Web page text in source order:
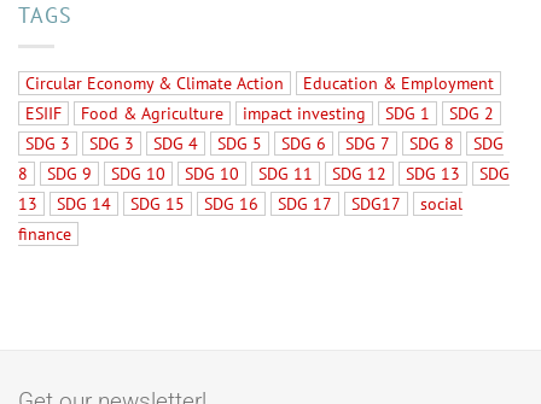
TAGS
Circular Economy & Climate Action
Education & Employment
ESIIF
Food & Agriculture impact investing SDG 1
SDG 2
SDG 3
SDG 3 SDG 4 SDG 5 SDG 6 SDG 7 SDG 8
SDG
8
SDG 9 SDG 10 SDG 10 SDG 11 SDG 12 SDG 13
SDG
13
SDG 14 SDG 15 SDG 16 SDG 17 SDG17
social
finance